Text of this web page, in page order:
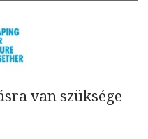
van szüksége